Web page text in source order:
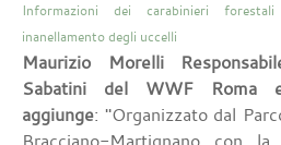
Informazioni dei carabinieri
inanellamento degli uccelli
Maurizio Morelli
Sabatini del WWF Roma
aggiunge: "Organizzato dal